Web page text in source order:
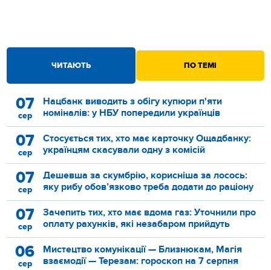
ЧИТАЮТЬ ПО ТЕМІ
07
сер
Нацбанк виводить з обігу купюри п'яти
номіналів: у НБУ попередили українців
07
сер
Стосується тих, хто має карточку Ощадбанку:
українцям скасували одну з комісій
07
сер
Дешевша за скумбрію, корисніша за лосось:
яку рибу обов’язково треба додати до раціону
07
сер
Зачепить тих, хто має вдома газ: Уточнили про
оплату рахунків, які незабаром прийдуть
06
сер
Мистецтво комунікації — Близнюкам, Магія
взаємодії — Терезам: гороскоп на 7 серпня